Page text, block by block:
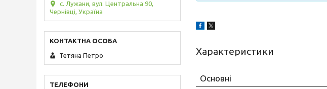
Характеристики
Основні
с. Лужани, вул. Центральна 90,
Чернівці, Україна
Тетяна Петро